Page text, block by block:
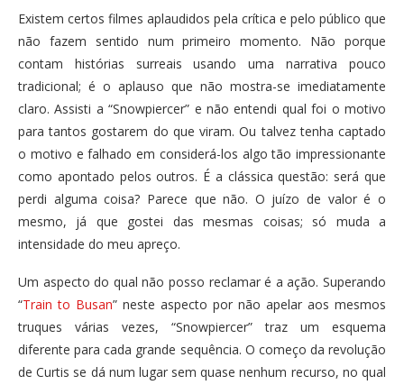
Existem certos filmes aplaudidos pela crítica e pelo público que
não fazem sentido num primeiro momento. Não porque
contam histórias surreais usando uma narrativa pouco
tradicional; é o aplauso que não mostra-se imediatamente
claro. Assisti a “Snowpiercer” e não entendi qual foi o motivo
para tantos gostarem do que viram. Ou talvez tenha captado
o motivo e falhado em considerá-los algo tão impressionante
como apontado pelos outros. É a clássica questão: será que
perdi alguma coisa? Parece que não. O juízo de valor é o
mesmo, já que gostei das mesmas coisas; só muda a
intensidade do meu apreço.
Um aspecto do qual não posso reclamar é a ação. Superando
“Train to Busan” neste aspecto por não apelar aos mesmos
truques várias vezes, “Snowpiercer” traz um esquema
diferente para cada grande sequência. O começo da revolução
de Curtis se dá num lugar sem quase nenhum recurso, no qual